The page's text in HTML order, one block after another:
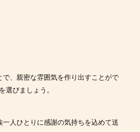
、親密な雰囲気を作り出すことがで
選びましょう。
人ひとりに感謝の気持ちを込めて送